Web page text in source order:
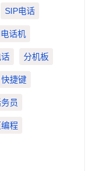
SIP电话
话机
分机板
快捷键
员
编程